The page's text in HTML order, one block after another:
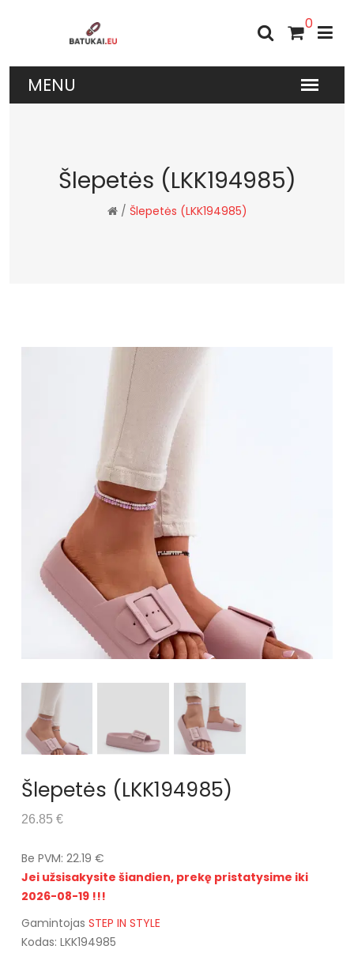
0
Šlepetės (LKK194985)
/ Šlepetės (LKK194985)
Šlepetės (LKK194985)
26.85 €
Be PVM: 22.19 €
Jei užsisakysite šiandien, prekę pristatysime iki
2026-08-19 !!!
Gamintojas STEP IN STYLE
Kodas: LKK194985